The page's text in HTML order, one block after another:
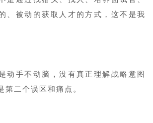
、被动的获取人才的方式，这不是我
动手不动脑，没有真正理解战略意图
第二个误区和痛点。